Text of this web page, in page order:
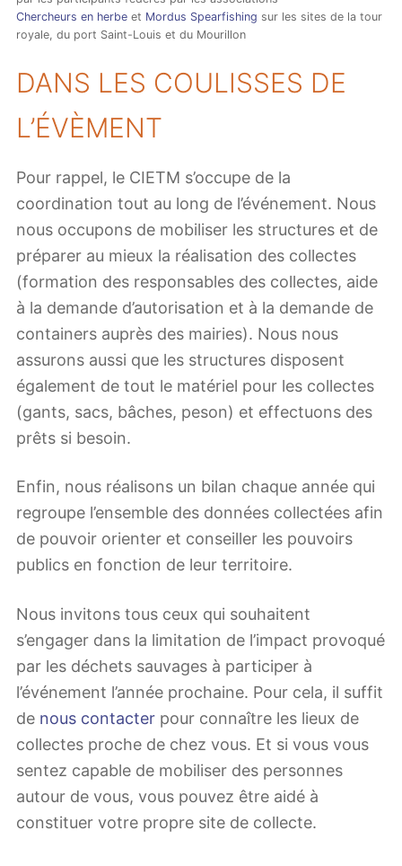
Chercheurs en herbe et Mordus Spearfishing sur les sites de la tour
royale, du port Saint-Louis et du Mourillon
DANS LES COULISSES DE
L’ÉVÈMENT
Pour rappel, le CIETM s’occupe de la
coordination tout au long de l’événement. Nous
nous occupons de mobiliser les structures et de
préparer au mieux la réalisation des collectes
(formation des responsables des collectes, aide
à la demande d’autorisation et à la demande de
containers auprès des mairies). Nous nous
assurons aussi que les structures disposent
également de tout le matériel pour les collectes
(gants, sacs, bâches, peson) et effectuons des
prêts si besoin.
Enfin, nous réalisons un bilan chaque année qui
regroupe l’ensemble des données collectées afin
de pouvoir orienter et conseiller les pouvoirs
publics en fonction de leur territoire.
Nous invitons tous ceux qui souhaitent
s’engager dans la limitation de l’impact provoqué
par les déchets sauvages à participer à
l’événement l’année prochaine. Pour cela, il suffit
de nous contacter pour connaître les lieux de
collectes proche de chez vous. Et si vous vous
sentez capable de mobiliser des personnes
autour de vous, vous pouvez être aidé à
constituer votre propre site de collecte.